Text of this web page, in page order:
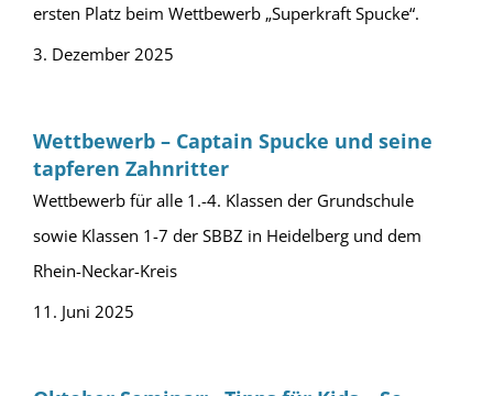
ersten Platz beim Wettbewerb „Superkraft Spucke“.
3. Dezember 2025
Wettbewerb – Captain Spucke und seine
tapferen Zahnritter
Wettbewerb für alle 1.-4. Klassen der Grundschule
sowie Klassen 1-7 der SBBZ in Heidelberg und dem
Rhein-Neckar-Kreis
11. Juni 2025